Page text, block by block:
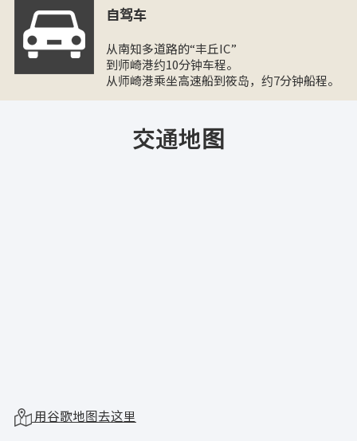
自驾车
从南知多道路的“丰丘IC”
到师崎港约10分钟车程。
从师崎港乘坐高速船到筱岛，约7分钟船程。
交通地图
用谷歌地图去这里